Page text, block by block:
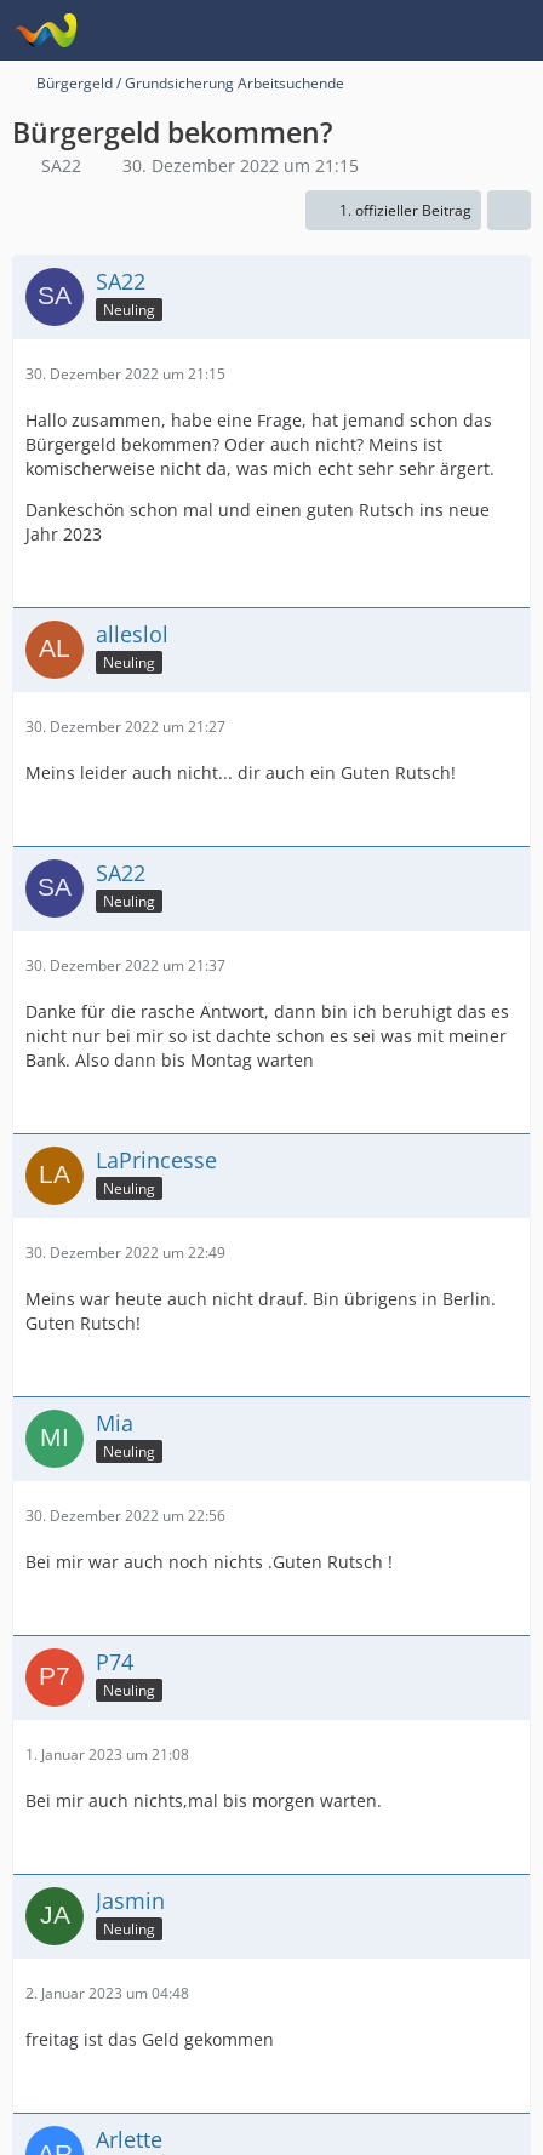
Bürgergeld / Grundsicherung Arbeitsuchende
Bürgergeld bekommen?
SA22 30. Dezember 2022 um 21:15
1. offizieller Beitrag
SA22
Neuling
30. Dezember 2022 um 21:15
Hallo zusammen, habe eine Frage, hat jemand schon das
Bürgergeld bekommen? Oder auch nicht? Meins ist
komischerweise nicht da, was mich echt sehr sehr ärgert.
Dankeschön schon mal und einen guten Rutsch ins neue
Jahr 2023
alleslol
Neuling
30. Dezember 2022 um 21:27
Meins leider auch nicht... dir auch ein Guten Rutsch!
SA22
Neuling
30. Dezember 2022 um 21:37
Danke für die rasche Antwort, dann bin ich beruhigt das es
nicht nur bei mir so ist dachte schon es sei was mit meiner
Bank. Also dann bis Montag warten
LaPrincesse
Neuling
30. Dezember 2022 um 22:49
Meins war heute auch nicht drauf. Bin übrigens in Berlin.
Guten Rutsch!
Mia
Neuling
30. Dezember 2022 um 22:56
Bei mir war auch noch nichts .Guten Rutsch !
P74
Neuling
1. Januar 2023 um 21:08
Bei mir auch nichts,mal bis morgen warten.
Jasmin
Neuling
2. Januar 2023 um 04:48
freitag ist das Geld gekommen
Arlette